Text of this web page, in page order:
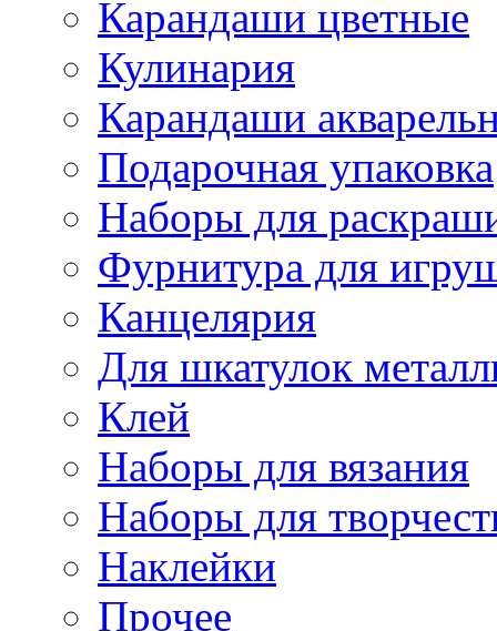
Карандаши цветные
Кулинария
Карандаши
Подарочная упаковка
Наборы для
Фурнитура для
Канцелярия
Для шкатулок
Клей
Наборы для вязания
Наборы для
Наклейки
Прочее